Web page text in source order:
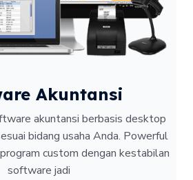
Akuntansi
akuntansi berbasis desktop
bidang usaha Anda. Powerful
custom dengan kestabilan
software jadi